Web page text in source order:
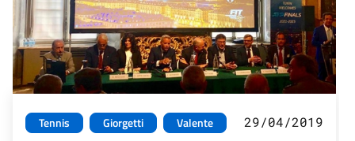
Tennis Giorgetti Valente 29/04/2019